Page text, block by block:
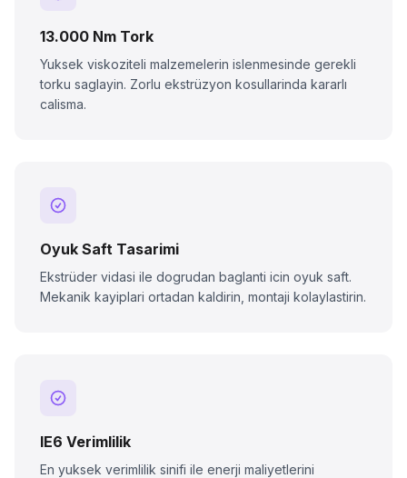
13.000 Nm Tork
Yuksek viskoziteli malzemelerin islenmesinde gerekli
torku saglayin. Zorlu ekstrüzyon kosullarinda kararlı
calisma.
Oyuk Saft Tasarimi
Ekstrüder vidasi ile dogrudan baglanti icin oyuk saft.
Mekanik kayiplari ortadan kaldirin, montaji kolaylastirin.
IE6 Verimlilik
En yuksek verimlilik sinifi ile enerji maliyetlerini